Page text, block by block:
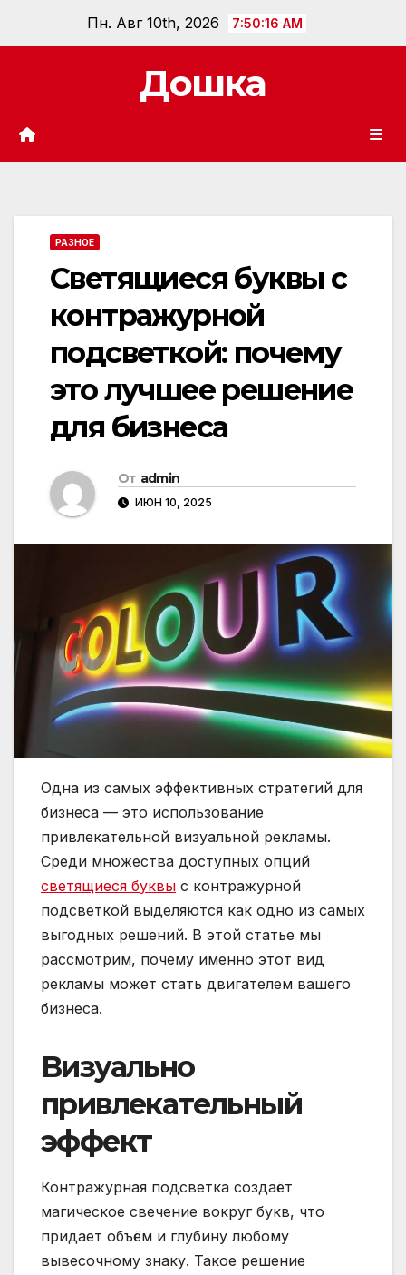
Пн. Авг 10th, 2026 7:50:17 AM
Дошка
РАЗНОЕ
Светящиеся буквы с
контражурной
подсветкой: почему
это лучшее решение
для бизнеса
От admin
ИЮН 10, 2025
Одна из самых эффективных стратегий для
бизнеса — это использование
привлекательной визуальной рекламы.
Среди множества доступных опций
светящиеся буквы с контражурной
подсветкой выделяются как одно из самых
выгодных решений. В этой статье мы
рассмотрим, почему именно этот вид
рекламы может стать двигателем вашего
бизнеса.
Визуально
привлекательный
эффект
Контражурная подсветка создаёт
магическое свечение вокруг букв, что
придает объём и глубину любому
вывесочному знаку. Такое решение